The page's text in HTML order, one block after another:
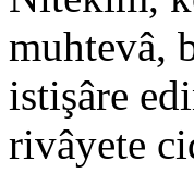
muhtevâ,
istişâre
rivâyete